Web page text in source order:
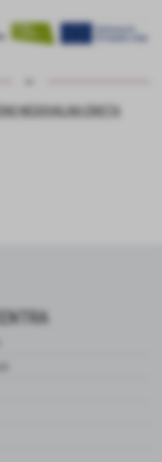
NEGOVALNA ENOTA